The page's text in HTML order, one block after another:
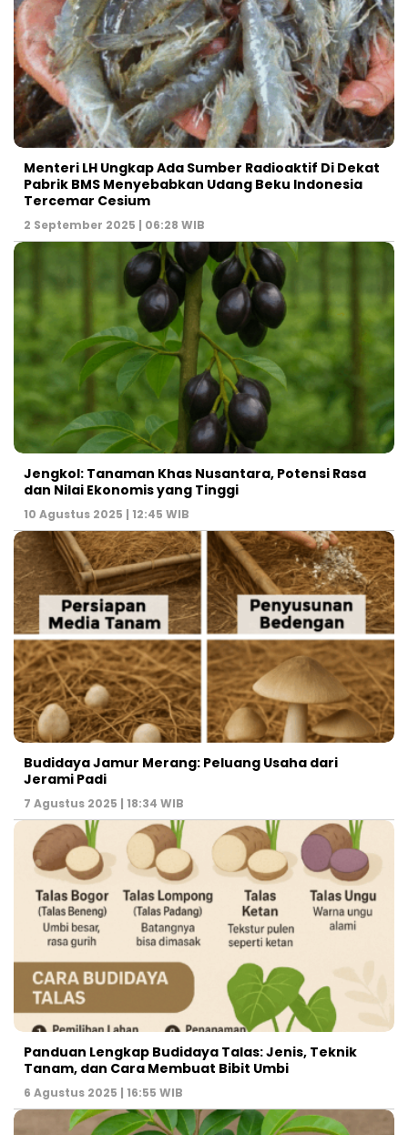
Menteri LH Ungkap Ada Sumber Radioaktif Di Dekat
Pabrik BMS Menyebabkan Udang Beku Indonesia
Tercemar Cesium
2 September 2025 | 06:28 WIB
Jengkol: Tanaman Khas Nusantara, Potensi Rasa
dan Nilai Ekonomis yang Tinggi
10 Agustus 2025 | 12:45 WIB
Budidaya Jamur Merang: Peluang Usaha dari
Jerami Padi
7 Agustus 2025 | 18:34 WIB
Panduan Lengkap Budidaya Talas: Jenis, Teknik
Tanam, dan Cara Membuat Bibit Umbi
6 Agustus 2025 | 16:55 WIB